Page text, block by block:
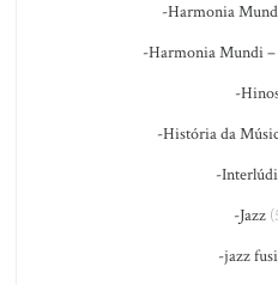
-Harmonia
-Harmonia Mundi –
-
-História da
-
-Jazz
-jazz